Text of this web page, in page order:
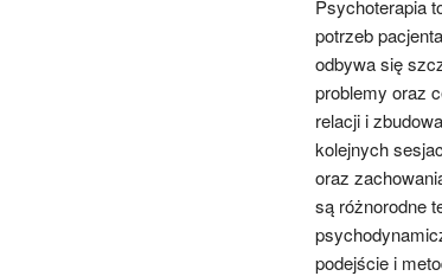
Psychoterapia
potrzeb
odbywa się
problemy oraz
relacji i
kolejnych
oraz
są różnorodne
podejście i